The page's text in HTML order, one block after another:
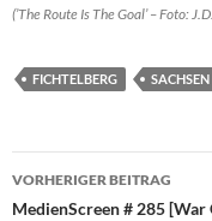
(’The Route Is The Goal’ – Foto:
FICHTELBERG SACHSEN
VORHERIGER BEITRAG
MedienScreen # 285 [War